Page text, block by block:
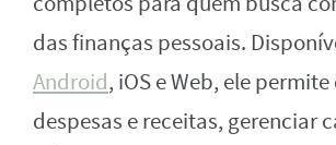
das finanças pessoais.
Android, iOS e Web, ele
despesas e receitas, gerenciar